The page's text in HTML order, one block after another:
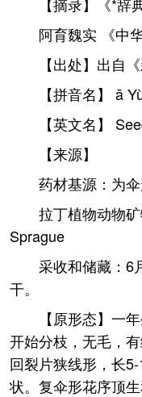
阿育魏实 《中
【出处】出自
【拼音名】 ā
【英文名】
【来源】
药材基源：为
拉丁植物动物
Sprague
采收和储藏：6
干。
【原形态】一
开始分枝，无毛，
回裂片狭线形，长
状。复伞形花序顶